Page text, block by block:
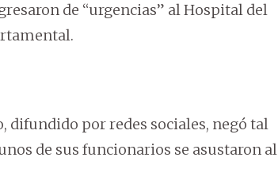
de “urgencias” al Hospital del
difundido por redes sociales, negó tal
de sus funcionarios se asustaron al